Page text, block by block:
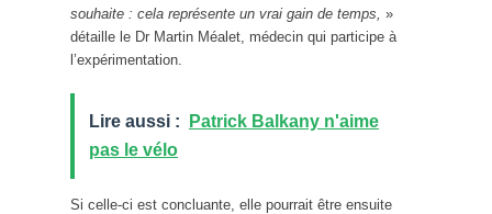
souhaite : cela représente un vrai gain de temps, »
détaille le Dr Martin Méalet, médecin qui participe à
l’expérimentation.
Lire aussi :
Patrick Balkany n'aime
pas le vélo
Si celle-ci est concluante, elle pourrait être ensuite